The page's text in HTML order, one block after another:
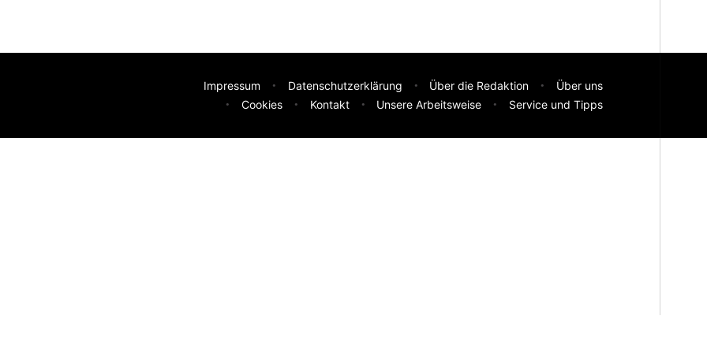
Impressum Datenschutzerklärung Über die Redaktion
Über uns
Cookies
Kontakt Unsere Arbeitsweise Service und Tipps